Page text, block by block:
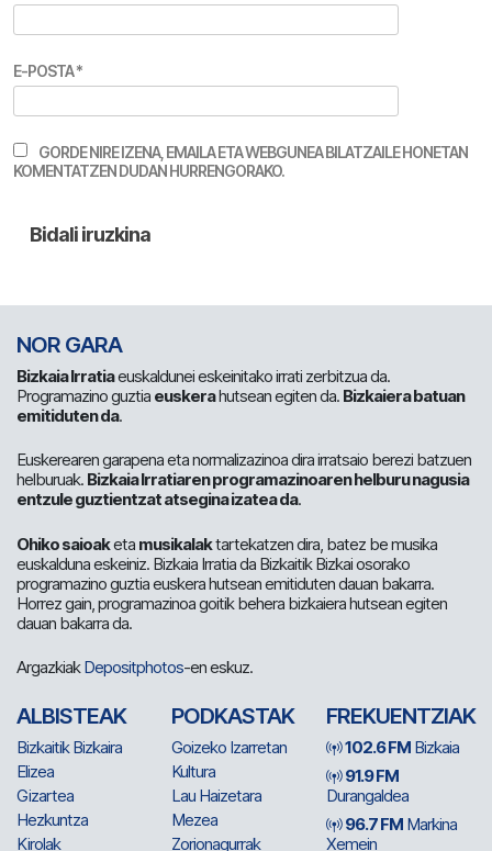
E-POSTA*
GORDE NIRE IZENA, EMAILA ETA WEBGUNEA BILATZAILE HONETAN
KOMENTATZEN DUDAN HURRENGORAKO.
NOR GARA
Bizkaia Irratiaeuskaldunei eskeinitako irrati zerbitzua da.
Programazino guztia euskerahutsean egiten da. Bizkaiera batuan
emitiduten da.
Euskerearen garapena eta normalizazinoa dira irratsaio berezi batzuen
helburuak. Bizkaia Irratiaren programazinoaren helburu nagusia
entzule guztientzat atsegina izatea da.
Ohiko saioaketa musikalaktartekatzen dira, batez be musika
euskalduna eskeiniz. Bizkaia Irratia da Bizkaitik Bizkai osorako
programazino guztia euskera hutsean emitiduten dauan bakarra.
Horrez gain, programazinoa goitik behera bizkaiera hutsean egiten
dauan bakarra da.
ArgazkiakDepositphotos-en eskuz.
ALBISTEAK
Bizkaitik Bizkaira
Elizea
Gizartea
Hezkuntza
Kirolak
PODKASTAK
Goizeko Izarretan
Kultura
Lau Haizetara
Mezea
Zorionagurrak
FREKUENTZIAK
102.6 FM Bizkaia
91.9 FM
Durangaldea
96.7 FM Markina
Xemein